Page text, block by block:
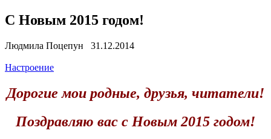
С Новым 2015 годом!
Людмила Поцепун 31.12.2014
Настроение
Дорогие мои родные, друзья, читатели!
Поздравляю вас с Новым 2015 годом!